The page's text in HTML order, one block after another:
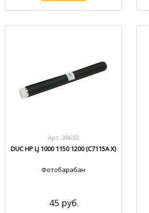
Арт. 38632
DUC HP LJ 1000 1150 1200 (C7115A X)
Фотобарабан
45 руб.